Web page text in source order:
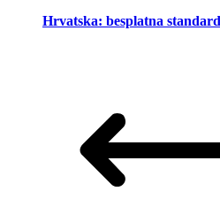
Hrvatska: besplatna